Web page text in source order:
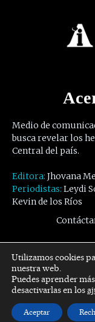
Medio de
busca revelar los
Central del país.
Editora: Jhovana
Periodistas: Leydi
Kevin de los Ríos
Utilizamos cookies
nuestra web.
Puedes aprender
desactivarlas en los
Aceptar